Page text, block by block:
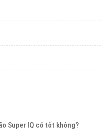
Super IQ có tốt không?